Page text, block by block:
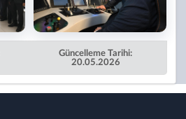
Güncelleme Tarihi:
20.05.2026